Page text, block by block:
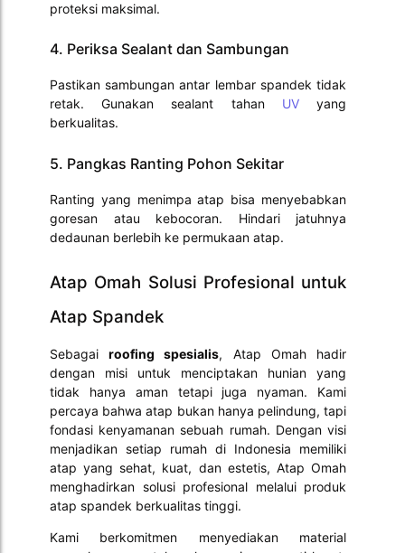
proteksi maksimal.
4. Periksa Sealant dan Sambungan
Pastikan sambungan antar lembar spandek tidak
retak. Gunakan sealant tahan UVyang
berkualitas.
5. Pangkas Ranting Pohon Sekitar
Ranting yang menimpa atap bisa menyebabkan
goresan atau kebocoran. Hindari jatuhnya
dedaunan berlebih ke permukaan atap.
Atap Omah Solusi Profesional untuk
Atap Spandek
Sebagairoofing spesialis, Atap Omah hadir
dengan misi untuk menciptakan hunian yang
tidak hanya aman tetapi juga nyaman. Kami
percaya bahwa atap bukan hanya pelindung, tapi
fondasi kenyamanan sebuah rumah. Dengan visi
menjadikan setiap rumah di Indonesia memiliki
atap yang sehat, kuat, dan estetis, Atap Omah
menghadirkan solusi profesional melalui produk
atap spandek berkualitas tinggi.
Kami berkomitmen menyediakan material